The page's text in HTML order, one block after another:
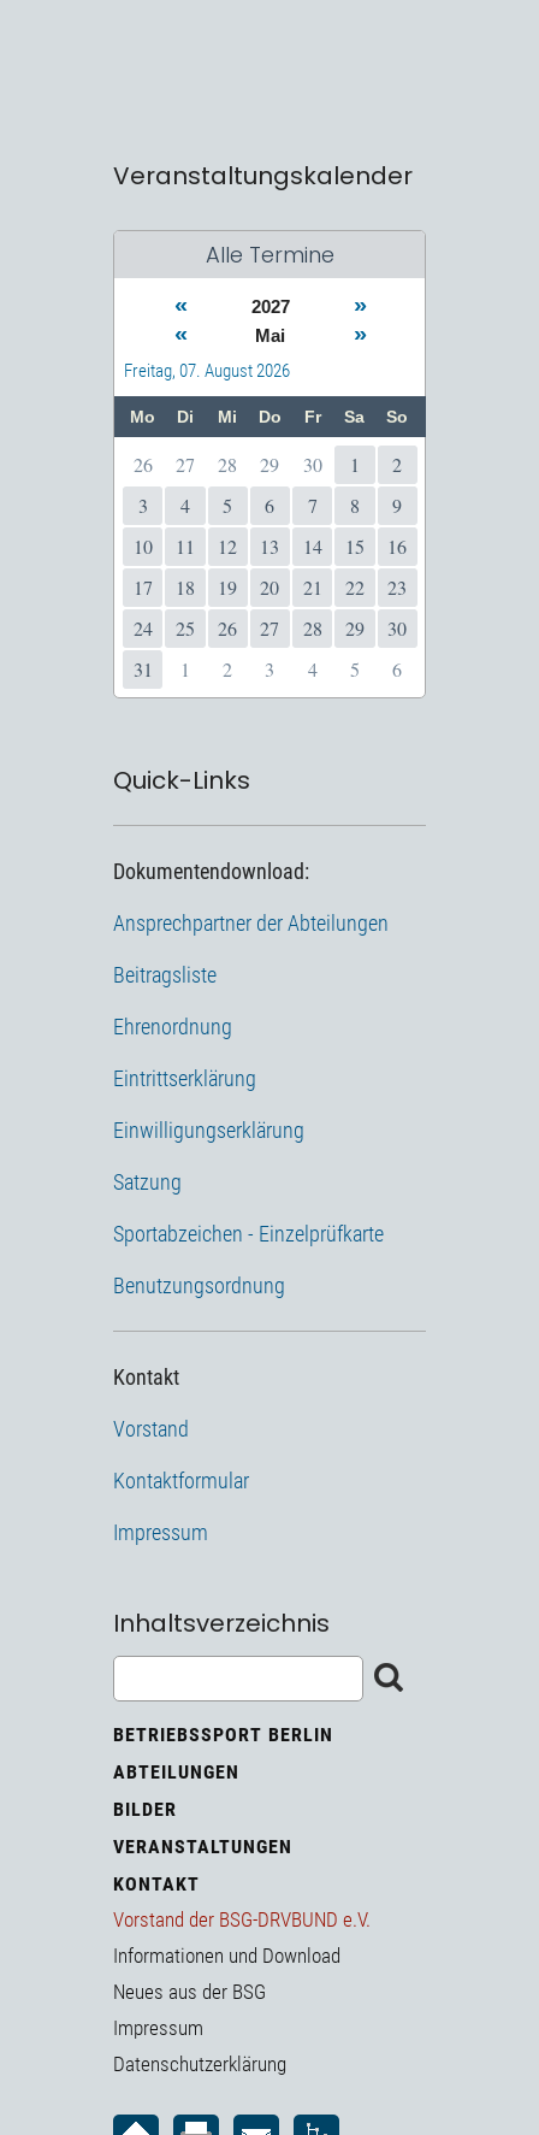
Veranstaltungskalender
Alle Termine
« 2027
»
«
Mai »
Freitag, 07. August 2026
Mo Di Mi Do Fr Sa So
26 27 28 29 30 1
2
3
4 5 6 7 8
9
10
11 12 13 14 15
16
17
18 19 20 21 22
23
24
25 26 27 28 29
30
31
1 2 3 4 5 6
Quick-Links
Dokumentendownload:
Ansprechpartner der Abteilungen
Beitragsliste
Ehrenordnung
Eintrittserklärung
Einwilligungserklärung
Satzung
Sportabzeichen - Einzelprüfkarte
Benutzungsordnung
Kontakt
Vorstand
Kontaktformular
Impressum
Inhaltsverzeichnis
BETRIEBSSPORT BERLIN
ABTEILUNGEN
BILDER
VERANSTALTUNGEN
KONTAKT
Vorstand der BSG-DRVBUND e.V.
Informationen und Download
Neues aus der BSG
Impressum
Datenschutzerklärung